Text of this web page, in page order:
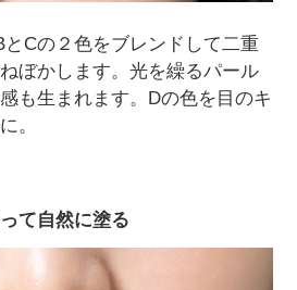
Cの２色をブレンドして二重
ぼかします。光を繰るパール
も生まれます。Dの色を目のキ
。
て自然に塗る